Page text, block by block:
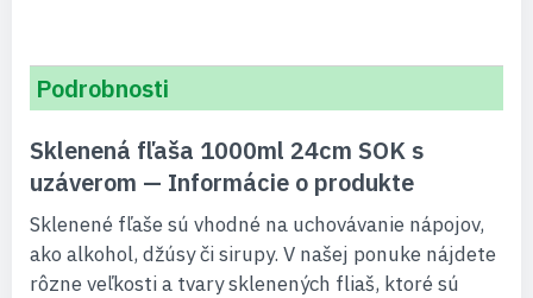
Podrobnosti
Sklenená fľaša 1000ml 24cm SOK s
uzáverom — Informácie o produkte
Sklenené fľaše sú vhodné na uchovávanie nápojov,
ako alkohol, džúsy či sirupy. V našej ponuke nájdete
rôzne veľkosti a tvary sklenených fliaš, ktoré sú